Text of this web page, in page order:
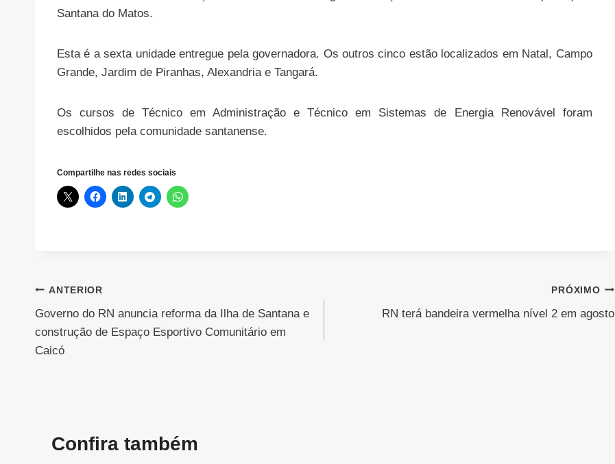
Santana do Matos.
Esta é a sexta unidade entregue pela governadora. Os outros cinco estão localizados em Natal, Campo
Grande, Jardim de Piranhas, Alexandria e Tangará.
Os cursos de Técnico em Administração e Técnico em Sistemas de Energia Renovável foram
escolhidos pela comunidade santanense.
Compartilhe nas redes sociais
Navegação
de
Post
ANTERIOR
Governo do RN anuncia reforma da Ilha de Santana e
construção de Espaço Esportivo Comunitário em
Caicó
PRÓXIMO
RN terá bandeira vermelha nível 2 em agosto
Confira também